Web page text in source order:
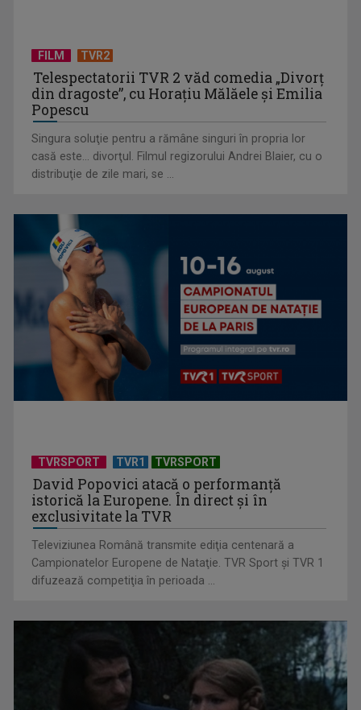
CM 2026: Spania, Portugalia și Elveția, calificate în optimi
FILM TVR2
Telespectatorii TVR 2 văd comedia „Divorţ
din dragoste”, cu Horaţiu Mălăele şi Emilia
Popescu
Singura soluţie pentru a rămâne singuri în propria lor
casă este... divorţul. Filmul regizorului Andrei Blaier, cu o
distribuţie de zile mari, se ...
TVRSPORT TVR1 TVRSPORT
David Popovici atacă o performanţă
istorică la Europene. În direct şi în
exclusivitate la TVR
Televiziunea Română transmite ediţia centenară a
Campionatelor Europene de Nataţie. TVR Sport şi TVR 1
difuzează competiţia în perioada ...